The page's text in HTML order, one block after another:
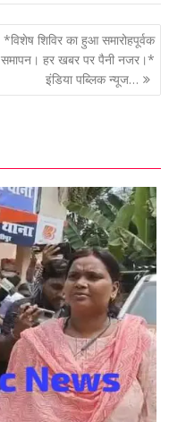
*विशेष शिविर का हुआ समारोहपूर्वक
समापन। हर खबर पर पैनी नजर।*
इंडिया पब्लिक न्यूज…